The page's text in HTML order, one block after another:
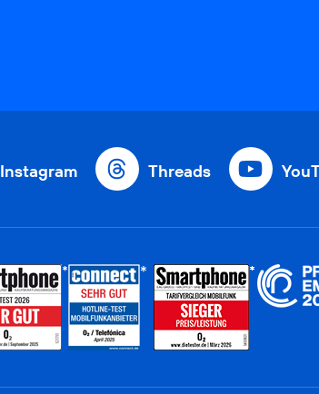
Instagram Threads